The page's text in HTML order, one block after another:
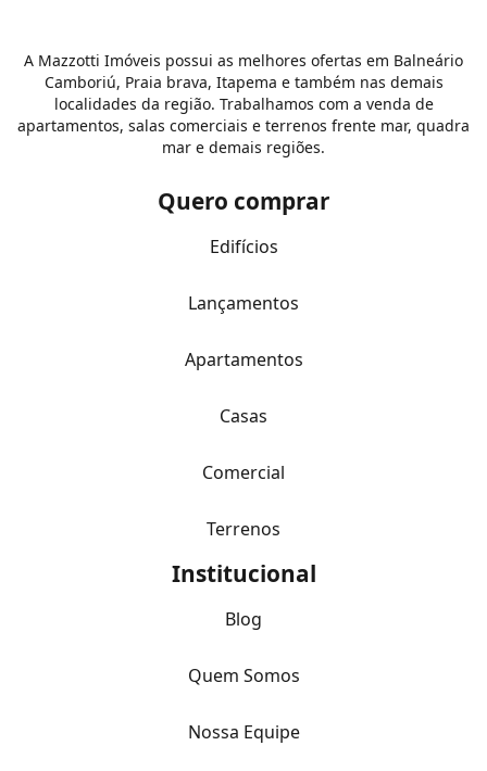
A Mazzotti Imóveis possui as melhores ofertas em Balneário
Camboriú, Praia brava, Itapema e também nas demais
localidades da região. Trabalhamos com a venda de
apartamentos, salas comerciais e terrenos frente mar, quadra
mar e demais regiões.
Quero comprar
Edifícios
Lançamentos
Apartamentos
Casas
Comercial
Terrenos
Institucional
Blog
Quem Somos
Nossa Equipe